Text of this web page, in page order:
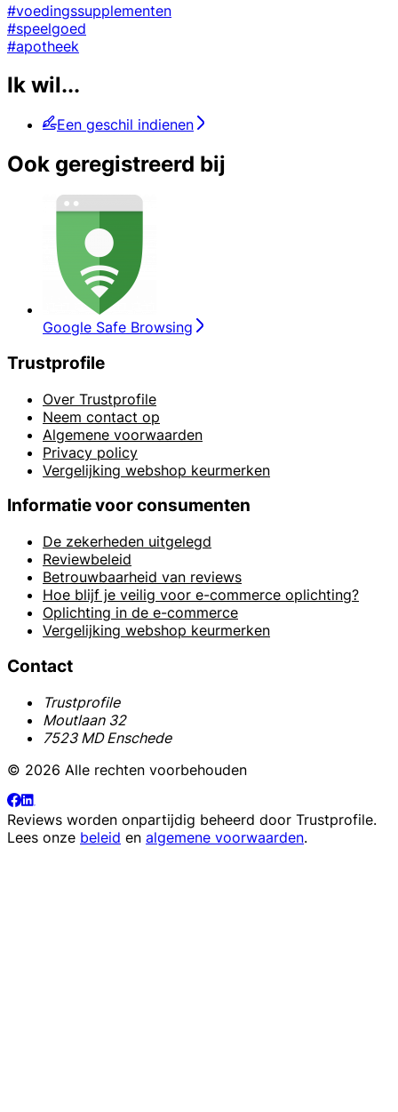
#voedingssupplementen
#speelgoed
#apotheek
Ik wil...
Een geschil indienen
Ook geregistreerd bij
Google Safe Browsing
Trustprofile
Over Trustprofile
Neem contact op
Algemene voorwaarden
Privacy policy
Vergelijking webshop keurmerken
Informatie voor consumenten
De zekerheden uitgelegd
Reviewbeleid
Betrouwbaarheid van reviews
Hoe blijf je veilig voor e-commerce oplichting?
Oplichting in de e-commerce
Vergelijking webshop keurmerken
Contact
Trustprofile
Moutlaan 32
7523 MD Enschede
© 2026 Alle rechten voorbehouden
Reviews worden onpartijdig beheerd door Trustprofile.
Lees onze beleid en algemene voorwaarden.